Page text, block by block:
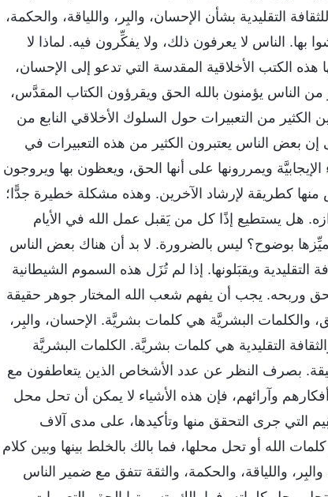
التقليدية بشأن الإحسان، والبِر، واللياقة، والحكمة،
بها. الناس لا يعرفون ذلك، ولا يفكِّرون فيه. لماذا لا
هذه الكتب الأخلاقية المقدسة التي تدعو إلى الإحسان،
من الناس يؤمنون بالله الحق ويقرؤون الكتاب المقدَّس،
الكثير من التعبيرات حول السلوك الأخلاقي النابع من
إن بعض الناس يعتبرون الكثير من هذه التعبيرات في
الإيجابيَّة ويمررونها على أنها الحق، ويعظون بها ويروجون
منها كطريقة لإرشاد الآخرين. وهذه مشكلة خطيرة جدًّا؛
هل يستطيع إذًا كل من يَقبل عمل الله في الأيام
بوضوح؟ ليس بالضرورة. لا بد أن هناك بعض الناس
التقليدية ويقبَلونها. إذا لم تُزَل هذه السموم الشيطانية
وربحه. يجب أن يفهم شعب الله المختار جوهر حقيقة
والكلمات البشريَّة هي كلمات بشريَّة. الإحسان، والبِر،
التقليدية هي كلمات بشريَّة. الكلمات البشريَّة
بصرف النظر عن عدد الأشخاص الذين يتعاطفون مع
أفكارهم وآرائهم، فإن هذه الأشياء لا يمكن أن تحل محل
التي جرى التحقق منها وتأكيدها، على مدى آلاف
الله أو تحل محلها، فما بالك بالخلط بينها وبين كلام
واللياقة، والحكمة، والثقة تتفق مع ضمير الناس